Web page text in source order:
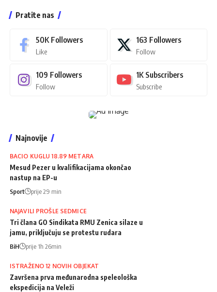
Pratite nas
50K Followers
Like
163 Followers
Follow
109 Followers
Follow
1K Subscribers
Subscribe
Najnovije
BACIO KUGLU 18.89 METARA
Mesud Pezer u kvalifikacijama okončao
nastup na EP-u
Sport prije 29 min
NAJAVILI PROŠLE SEDMICE
Tri člana GO Sindikata RMU Zenica silaze u
jamu, priključuju se protestu rudara
BiH prije 1h 26min
ISTRAŽENO 12 NOVIH OBJEKAT
Završena prva međunarodna speleološka
ekspedicija na Veleži